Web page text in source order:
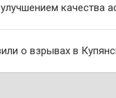
качества
о взрывах в